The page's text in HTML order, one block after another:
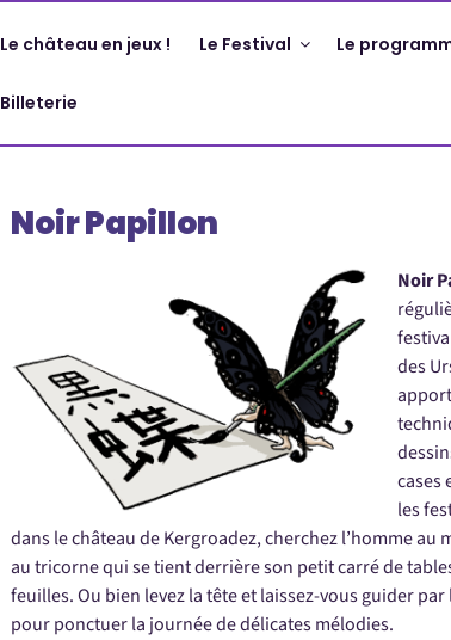
Le château en jeux ! Le Festival Le
Billeterie
Noir Papillon
Noir
des
cases
les
dans le château de Kergroadez, cherchez l’homme au
au tricorne qui se tient derrière son petit carré de
feuilles. Ou bien levez la tête et laissez-vous guider par
pour ponctuer la journée de délicates mélodies.